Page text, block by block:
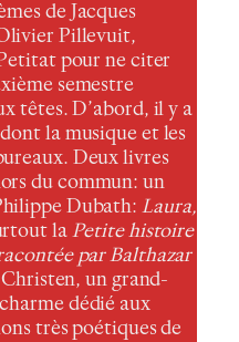
de Jacques
Pillevuit,
pour ne citer
semestre
têtes. D’abord, il y a
la musique et les
Deux livres
du commun: un
Dubath: Laura,
la Petite histoire
par Balthazar
un grand-
dédié aux
très poétiques de